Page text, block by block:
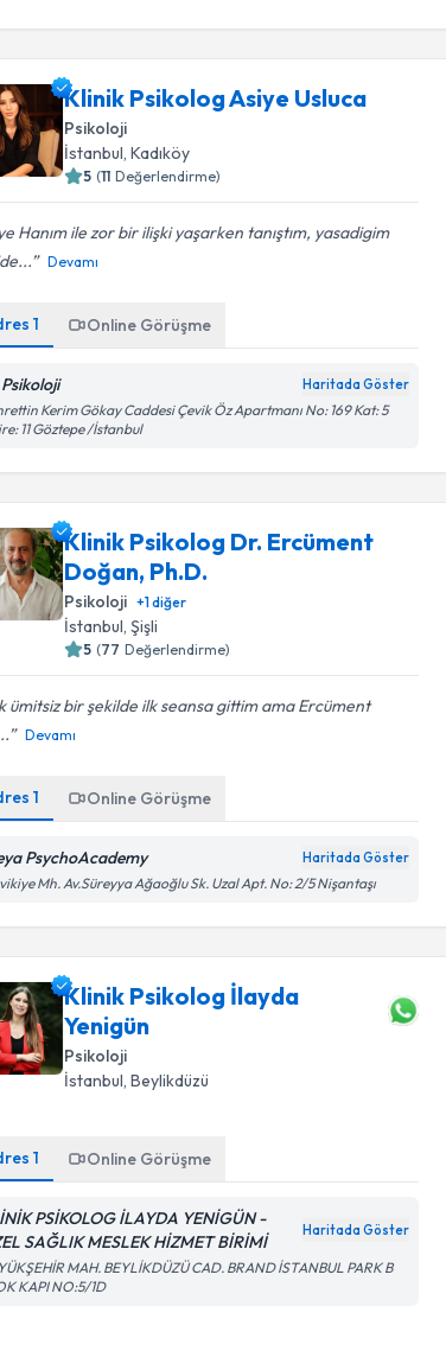
Klinik Psikolog Asiye Usluca
Psikoloji
İstanbul, Kadıköy
5 (11 Değerlendirme)
Hanım ile zor bir ilişki yaşarken tanıştım, yasadigim
Devamı
1 Online Görüşme
Haritada Göster
Kerim Gökay Caddesi Çevik Öz Apartmanı No: 169 Kat: 5
11 Göztepe /İstanbul
Klinik Psikolog Dr. Ercüment
Doğan, Ph.D.
Psikoloji +1diğer
İstanbul, Şişli
5 (77 Değerlendirme)
ümitsiz bir şekilde ilk seansa gittim ama Ercüment
Devamı
1 Online Görüşme
PsychoAcademy Haritada Göster
Mh. Av.Süreyya Ağaoğlu Sk. Uzal Apt. No: 2/5 Nişantaşı
Klinik Psikolog İlayda
Yenigün
Psikoloji
İstanbul, Beylikdüzü
1 Online Görüşme
PSİKOLOG İLAYDA YENİGÜN -
SAĞLIK MESLEK HİZMET BİRİMİ
Haritada Göster
MAH. BEYLİKDÜZÜ CAD. BRAND İSTANBUL PARK B
KAPI NO:5/1D